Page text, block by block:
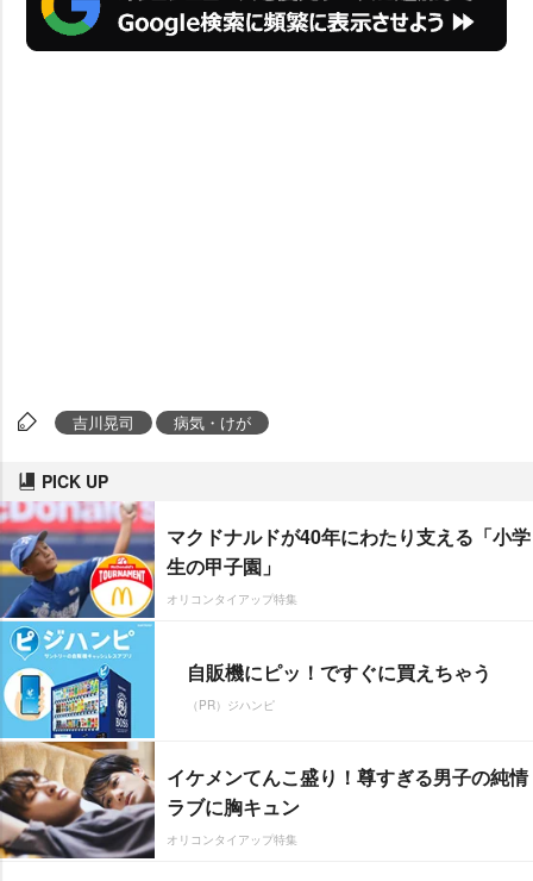
吉川晃司 病気・けが
PICK UP
マクドナルドが40年にわたり支える「小学
生の甲子園」
オリコンタイアップ特集
自販機にピッ！ですぐに買えちゃう
（PR）ジハンピ
イケメンてんこ盛り！尊すぎる男子の純情
ラブに胸キュン
オリコンタイアップ特集